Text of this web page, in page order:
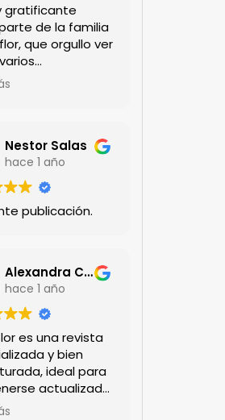
gratificante
de la familia
que orgullo ver
hombres y
Gracias por
al día.mil
Nestor Salas
hace 1 año
publicación.
Alexandra Castillo
hace 1 año
es una revista
y bien
ideal para
actualizado
floricultor.